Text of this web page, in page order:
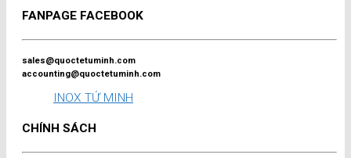
FANPAGE FACEBOOK
sales@quoctetuminh.com
accounting@quoctetuminh.com
INOX TỨ MINH
CHÍNH SÁCH